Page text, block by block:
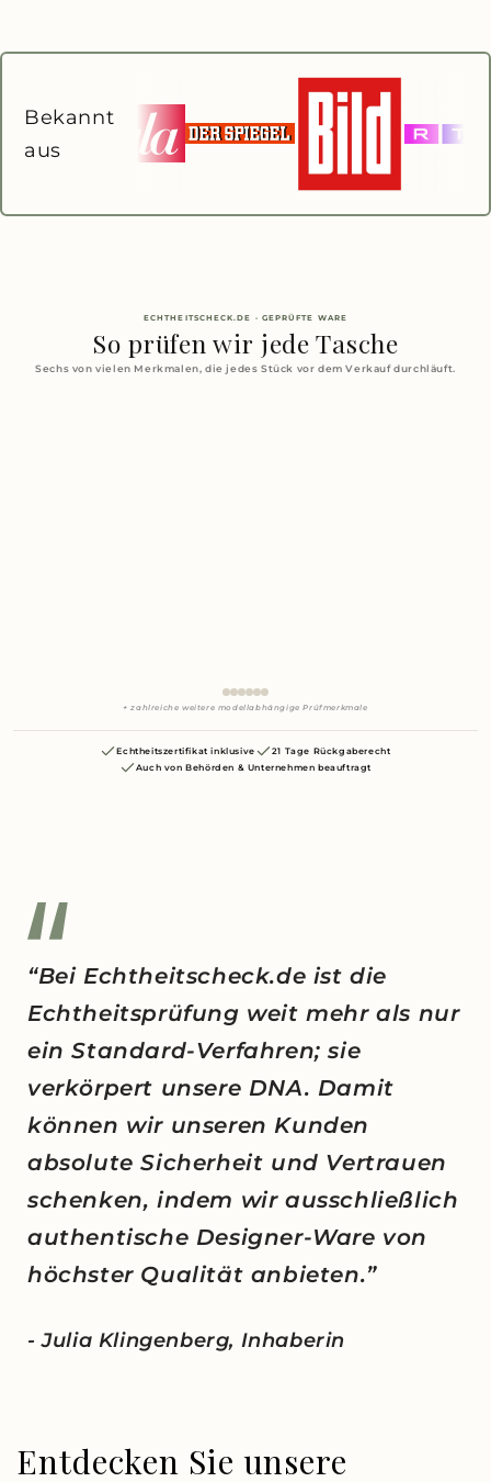
Bekannt
aus
ECHTHEITSCHECK.DE · GEPRÜFTE WARE
So prüfen wir jede Tasche
Sechs von vielen Merkmalen, die jedes Stück vor dem Verkauf durchläuft.
+ zahlreiche weitere modellabhängige Prüfmerkmale
Echtheitszertifikat inklusive
21 Tage Rückgaberecht
Auch von Behörden & Unternehmen beauftragt
“Bei Echtheitscheck.de ist die
Echtheitsprüfung weit mehr als nur
ein Standard-Verfahren; sie
verkörpert unsere DNA. Damit
können wir unseren Kunden
absolute Sicherheit und Vertrauen
schenken, indem wir ausschließlich
authentische Designer-Ware von
höchster Qualität anbieten.”
- Julia Klingenberg, Inhaberin
Entdecken Sie unsere